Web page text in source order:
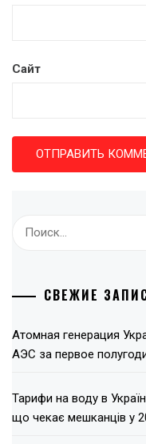
Сайт
СВЕЖИЕ
Атомная генерация
АЭС за первое
Тарифи на воду в
що чекає мешканців у